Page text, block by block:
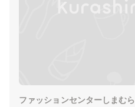
ファッションセンターしまむら